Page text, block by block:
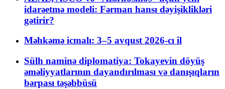
idarəetmə modeli: Fərman hansı dəyişiklikləri
gətirir?
Məhkəmə icmalı: 3–5 avqust 2026-cı il
Sülh naminə diplomatiya: Tokayevin döyüş
əməliyyatlarının dayandırılması və danışıqların
bərpası təşəbbüsü